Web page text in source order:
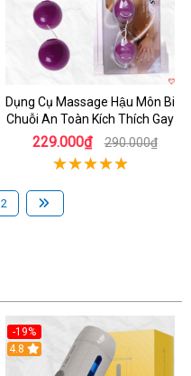
Dụng Cụ Massage Hậu Môn Bi
Chuỗi An Toàn Kích Thích Gay
229.000₫ 290.000₫
2
-19%
Hot
4.8